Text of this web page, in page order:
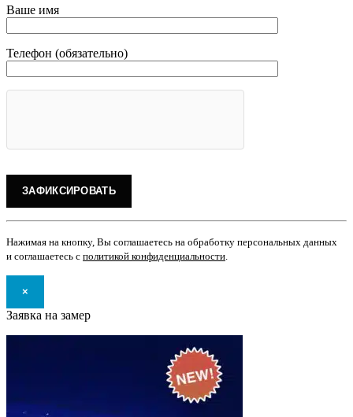
Ваше имя
Телефон (обязательно)
Нажимая на кнопку, Вы соглашаетесь на обработку персональных данных
и соглашаетесь с политикой конфиденциальности.
×
Заявка на замер